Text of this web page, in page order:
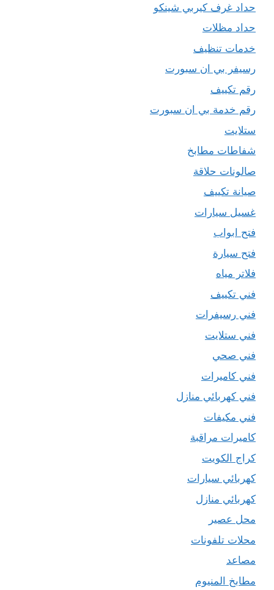
حداد غرف كيربي شينكو
حداد مظلات
خدمات تنظيف
رسيفر بي ان سبورت
رقم تكييف
رقم خدمة بي ان سبورت
ستلايت
شفاطات مطابخ
صالونات حلاقة
صيانة تكييف
غسيل سيارات
فتح ابواب
فتح سيارة
فلاتر مياه
فني تكييف
فني رسيفرات
فني ستلايت
فني صحي
فني كاميرات
فني كهربائي منازل
فني مكيفات
كاميرات مراقبة
كراج الكويت
كهربائي سيارات
كهربائي منازل
محل عصير
محلات تلفونات
مصاعد
مطابخ المنيوم